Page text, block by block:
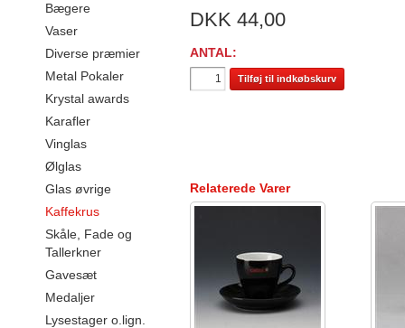
Bægere
Vaser
Diverse præmier
Metal Pokaler
Krystal awards
Karafler
Vinglas
Ølglas
Glas øvrige
Kaffekrus
Skåle, Fade og
Tallerkner
Gavesæt
Medaljer
Lysestager o.lign.
DKK 44,00
ANTAL:
Tilføj til indkøbskurv
Relaterede Varer